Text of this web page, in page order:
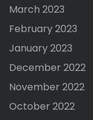
March 2023
February 2023
January 2023
December 2022
November 2022
October 2022